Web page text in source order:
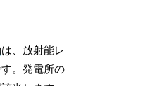
は、放射能レ
。発電所の